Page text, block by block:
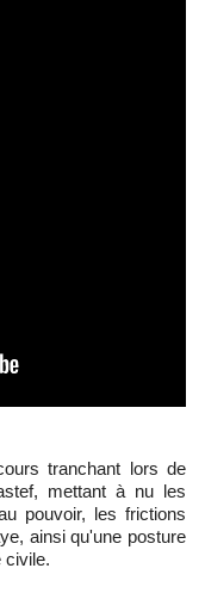
tranchant lors de
mettant à nu les
pouvoir, les frictions
ainsi qu'une posture
civile.